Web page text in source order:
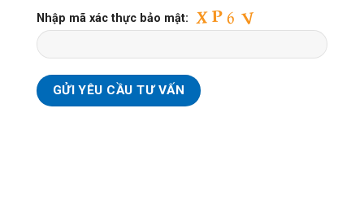
Nhập mã xác thực bảo mật: